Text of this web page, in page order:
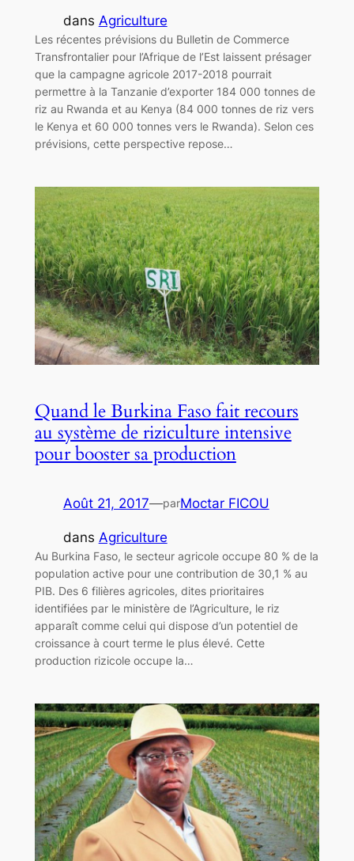
dans Agriculture
Les récentes prévisions du Bulletin de Commerce
Transfrontalier pour l’Afrique de l’Est laissent présager
que la campagne agricole 2017-2018 pourrait
permettre à la Tanzanie d’exporter 184 000 tonnes de
riz au Rwanda et au Kenya (84 000 tonnes de riz vers
le Kenya et 60 000 tonnes vers le Rwanda). Selon ces
prévisions, cette perspective repose…
Quand le Burkina Faso fait recours
au système de riziculture intensive
pour booster sa production
Août 21, 2017—parMoctar FICOU
dans Agriculture
Au Burkina Faso, le secteur agricole occupe 80 % de la
population active pour une contribution de 30,1 % au
PIB. Des 6 filières agricoles, dites prioritaires
identifiées par le ministère de l’Agriculture, le riz
apparaît comme celui qui dispose d’un potentiel de
croissance à court terme le plus élevé. Cette
production rizicole occupe la…